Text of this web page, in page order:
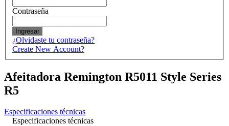
Contraseña
Ingresar
¿Olvidaste tu contraseña?
Create New Account?
Afeitadora Remington R5011 Style Series
R5
Especificaciones técnicas
Especificaciones técnicas